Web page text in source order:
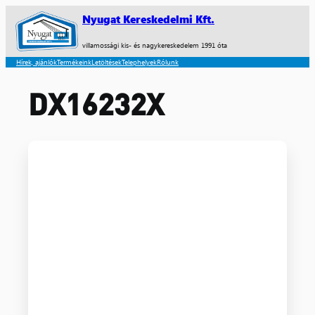
Nyugat Kereskedelmi Kft.
villamossági kis- és nagykereskedelem 1991 óta
Hírek, ajánlókTermékeinkLetöltésekTelephelyekRólunk
DX16232X